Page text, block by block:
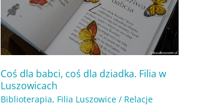
Coś dla babci, coś dla dziadka. Filia w
Luszowicach
Biblioterapia, Filia Luszowice / Relacje
coś
dla
dziadka.
Filia
w
Luszowicach